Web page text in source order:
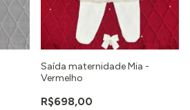
Saída maternidade Mia -
Vermelho
R$698,00